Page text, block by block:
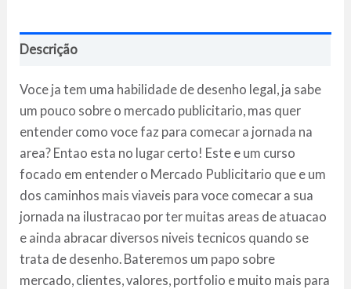
Descrição
Voce ja tem uma habilidade de desenho legal, ja sabe
um pouco sobre o mercado publicitario, mas quer
entender como voce faz para comecar a jornada na
area? Entao esta no lugar certo! Este e um curso
focado em entender o Mercado Publicitario que e um
dos caminhos mais viaveis para voce comecar a sua
jornada na ilustracao por ter muitas areas de atuacao
e ainda abracar diversos niveis tecnicos quando se
trata de desenho. Bateremos um papo sobre
mercado, clientes, valores, portfolio e muito mais para